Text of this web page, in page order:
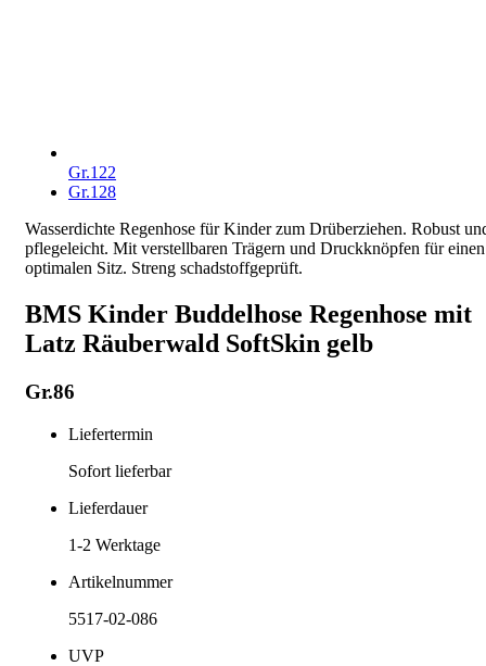
Gr.122
Gr.128
Wasserdichte Regenhose für Kinder zum Drüberziehen. Robust
pflegeleicht. Mit verstellbaren Trägern und Druckknöpfen für einen
optimalen Sitz. Streng schadstoffgeprüft.
BMS Kinder Buddelhose Regenhose mit
Latz Räuberwald SoftSkin gelb
Gr.86
Liefertermin
Sofort lieferbar
Lieferdauer
1-2 Werktage
Artikelnummer
5517-02-086
UVP